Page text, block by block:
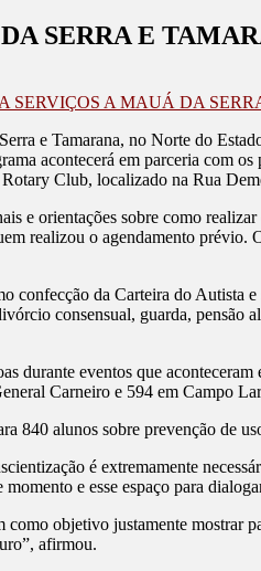
SERRA E
SERVIÇOS A MAUÁ DA
e Tamarana, no Norte do
acontecerá em parceria com
Club, localizado na Rua
e orientações sobre como
realizou o agendamento
confecção da Carteira do
consensual, guarda, pensão
durante eventos que
Carneiro e 594 em Campo
840 alunos sobre prevenção de
é extremamente
e esse espaço para
objetivo justamente mostrar
afirmou.